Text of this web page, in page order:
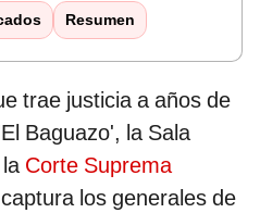
Resumen
trae justicia a años de
Baguazo', la Sala
Corte Suprema
los generales de